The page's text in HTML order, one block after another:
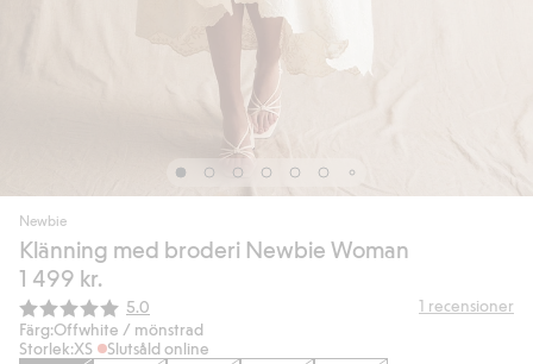
Newbie
Klänning med broderi Newbie Woman
1 499 kr.
Snittbetyg:
5.0 1 recensioner
Färg:Offwhite / mönstrad
Storlek:XS Slutsåld online